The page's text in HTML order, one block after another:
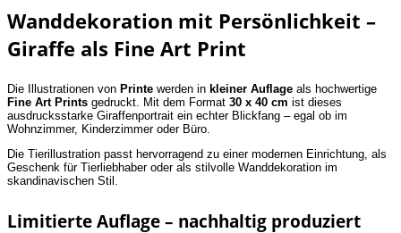
Wanddekoration mit Persönlichkeit –
Giraffe als Fine Art Print
Die Illustrationen von Printe werden in kleiner Auflage als hochwertige
Fine Art Prints gedruckt. Mit dem Format 30 x 40 cm ist dieses
ausdrucksstarke Giraffenportrait ein echter Blickfang – egal ob im
Wohnzimmer, Kinderzimmer oder Büro.
Die Tierillustration passt hervorragend zu einer modernen Einrichtung, als
Geschenk für Tierliebhaber oder als stilvolle Wanddekoration im
skandinavischen Stil.
Limitierte Auflage – nachhaltig produziert